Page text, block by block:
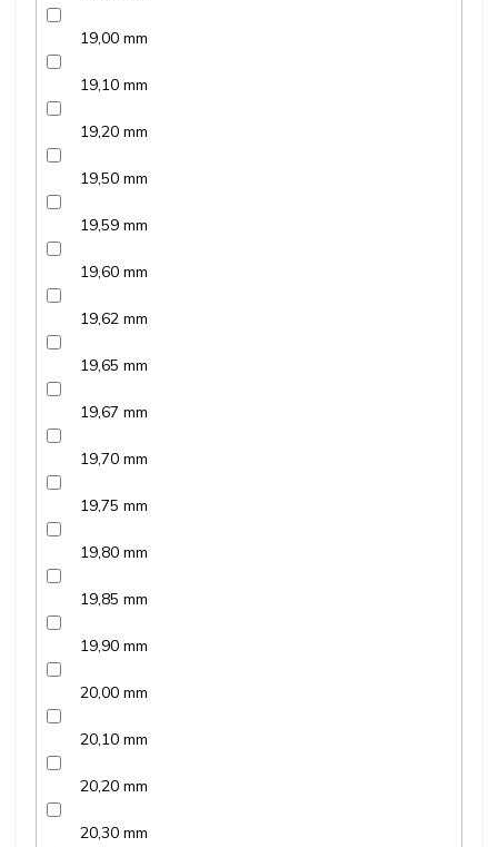
19,00 mm
19,10 mm
19,20 mm
19,50 mm
19,59 mm
19,60 mm
19,62 mm
19,65 mm
19,67 mm
19,70 mm
19,75 mm
19,80 mm
19,85 mm
19,90 mm
20,00 mm
20,10 mm
20,20 mm
20,30 mm